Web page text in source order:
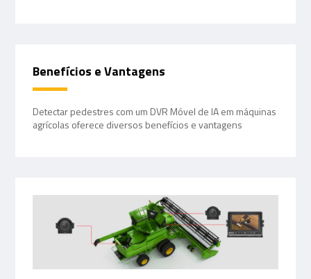
Benefícios e Vantagens
Detectar pedestres com um DVR Móvel de IA em máquinas
agrícolas oferece diversos benefícios e vantagens